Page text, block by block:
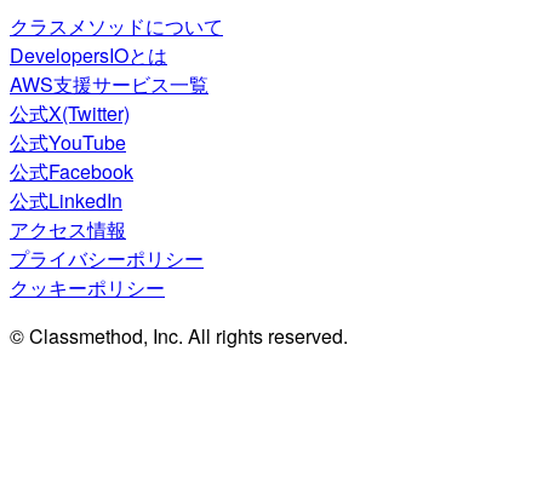
クラスメソッドについて
DevelopersIOとは
AWS支援サービス一覧
公式X(Twitter)
公式YouTube
公式Facebook
公式LinkedIn
アクセス情報
プライバシーポリシー
クッキーポリシー
© Classmethod, Inc. All rights reserved.